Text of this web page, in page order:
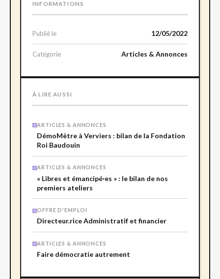
INFORMATIONS
Publié le 12/05/2022
Catégorie Articles & Annonces
À LIRE AUSSI
ARTICLES & ANNONCES
DémoMètre à Verviers : bilan de la Fondation
Roi Baudouin
ARTICLES & ANNONCES
« Libres et émancipé·es » : le bilan de nos
premiers ateliers
OFFRE D'EMPLOI
Directeur.rice Administratif et financier
ARTICLES & ANNONCES
Faire démocratie autrement